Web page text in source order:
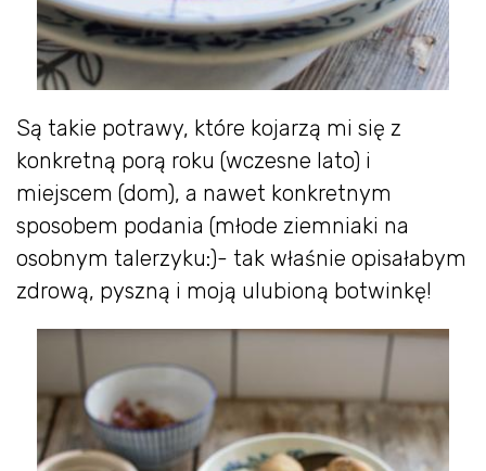
Są takie potrawy, które kojarzą mi się z
konkretną porą roku (wczesne lato) i
miejscem (dom), a nawet konkretnym
sposobem podania (młode ziemniaki na
osobnym talerzyku:)- tak właśnie opisałabym
zdrową, pyszną i moją ulubioną botwinkę!